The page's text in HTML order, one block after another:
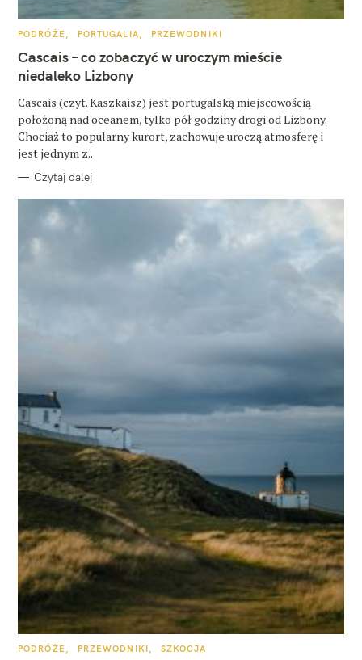
K
T
E
G
O
I
E
PODRÓŻE PORTUGALIA PRZEWODNIKI
Cascais – co zobaczyć w uroczym mieście
niedaleko Lizbony
Cascais (czyt. Kaszkaisz) jest portugalską miejscowością
położoną nad oceanem, tylko pół godziny drogi od Lizbony.
Chociaż to popularny kurort, zachowuje uroczą atmosferę i
jest jednym z..
Czytaj dalej
K
PODRÓŻE PRZEWODNIKI SZKOCJA
k
a
j
: